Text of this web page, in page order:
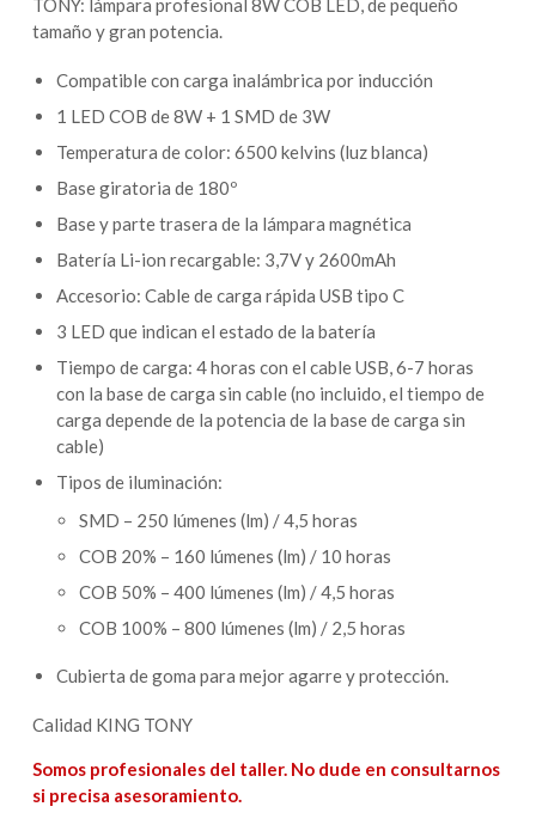
TONY: lámpara profesional 8W COB LED, de pequeño
tamaño y gran potencia.
Compatible con carga inalámbrica por inducción
1 LED COB de 8W + 1 SMD de 3W
Temperatura de color: 6500 kelvins (luz blanca)
Base giratoria de 180º
Base y parte trasera de la lámpara magnética
Batería Li-ion recargable: 3,7V y 2600mAh
Accesorio: Cable de carga rápida USB tipo C
3 LED que indican el estado de la batería
Tiempo de carga: 4 horas con el cable USB, 6-7 horas
con la base de carga sin cable (no incluido, el tiempo de
carga depende de la potencia de la base de carga sin
cable)
Tipos de iluminación:
SMD – 250 lúmenes (lm) / 4,5 horas
COB 20% – 160 lúmenes (lm) / 10 horas
COB 50% – 400 lúmenes (lm) / 4,5 horas
COB 100% – 800 lúmenes (lm) / 2,5 horas
Cubierta de goma para mejor agarre y protección.
Calidad KING TONY
Somos profesionales del taller. No dude en consultarnos
si precisa asesoramiento.